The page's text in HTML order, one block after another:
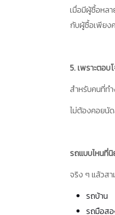
เมื่อมีผู้ซื้อหล
กับผู้ซื้อเพียง
5. เพราะตอบ
สำหรับคนที่ทำ
ไม่ต้องคอยนั
รถแบบไหนที่
จริง ๆ แล้วสา
รถบ้าน
รถมือสอ